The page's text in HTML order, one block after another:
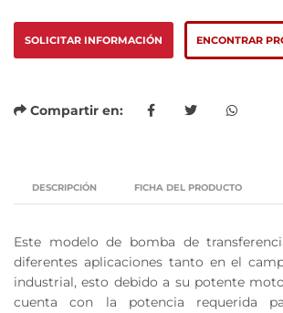
SOLICITAR INFORMACIÓN ENCONTRAR
Compartir en:
DESCRIPCIÓN FICHA DEL PRODUCTO
Este modelo de bomba de
diferentes aplicaciones tanto en el
industrial, esto debido a su potente
cuenta con la potencia requerida